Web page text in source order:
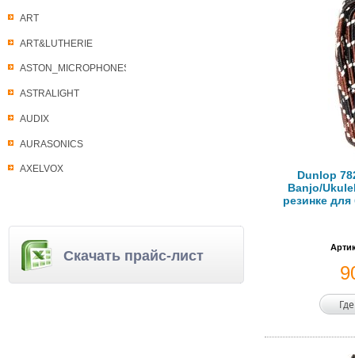
ART
ART&LUTHERIE
ASTON_MICROPHONES
ASTRALIGHT
AUDIX
AURASONICS
AXELVOX
Скачать прайс-лист
Dunlop
Banjo/
резинке